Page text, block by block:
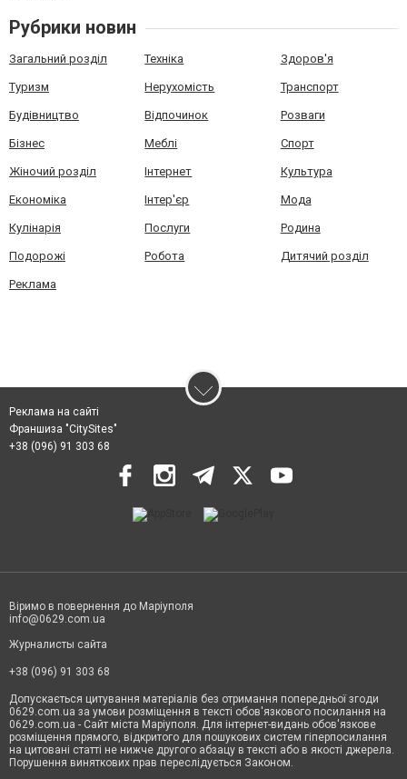
Рубрики новин
Загальний розділ Техніка Здоров'я
Туризм Нерухомість Транспорт
Будівництво Відпочинок Розваги
Бізнес Меблі Спорт
Жіночий розділ Інтернет Культура
Економіка Інтер'єр Мода
Кулінарія Послуги Родина
Подорожі Робота Дитячий розділ
Реклама
Реклама на сайті
Франшиза "CitySites"
+38 (096) 91 303 68
Віримо в повернення до Маріуполя
info@0629.com.ua
Журналисты сайта
+38 (096) 91 303 68
Допускається цитування матеріалів без отримання попередньої згоди
0629.com.ua за умови розміщення в тексті обов'язкового посилання на
0629.com.ua - Сайт міста Маріуполя. Для інтернет-видань обов'язкове
розміщення прямого, відкритого для пошукових систем гіперпосилання
на цитовані статті не нижче другого абзацу в тексті або в якості джерела.
Порушення виняткових прав переслідується Законом.